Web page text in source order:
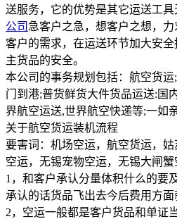
送服务，它的优势是其它运送工具
公司 急客户之急，想客户之想，
客户的需求，在运送环节加大安
主货品的安全。
本公司的事务规划包括：航空货
门到港;普货鲜货大件货品运送:国
界航空运送,世界航空快递等;一如
关于航空货运装机流程
要害词：机场空运，航空货运，
空运，无锡宠物空运，无锡大闸蟹
1，和客户承认分量体积什么的要
承认的话货品飞出去今后费用方面
2，空运一般都是客户货品和单证